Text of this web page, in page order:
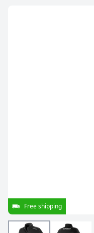
Free shipping